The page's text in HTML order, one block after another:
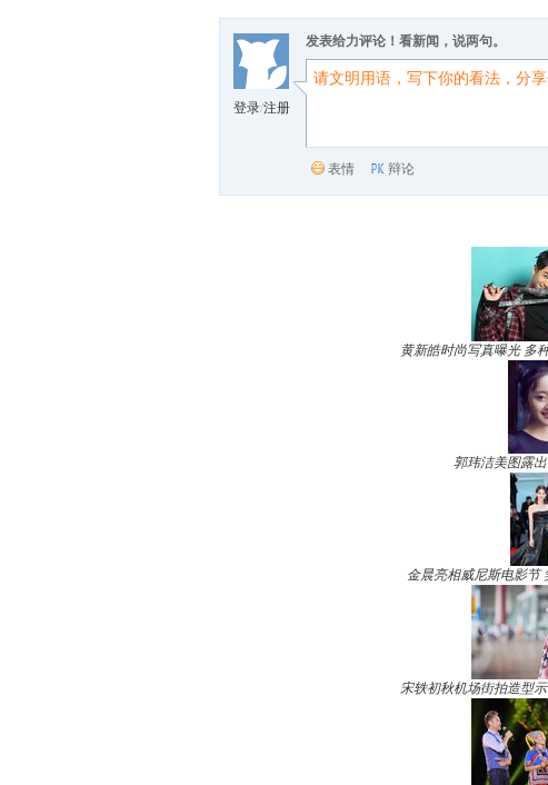
登录/注册
发表给力评论！看新闻，说两句。
表情 辩论
黄新皓时尚写真曝光 多
郭玮洁美图露
金晨亮相威尼斯电影节
宋轶初秋机场街拍造型